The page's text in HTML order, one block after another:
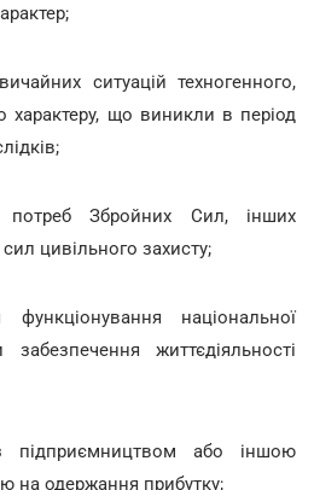
ситуацій техногенного,
характеру, що виникли в період
Збройних Сил, інших
цивільного захисту;
національної
життєдіяльності
або іншою
на одержання прибутку;